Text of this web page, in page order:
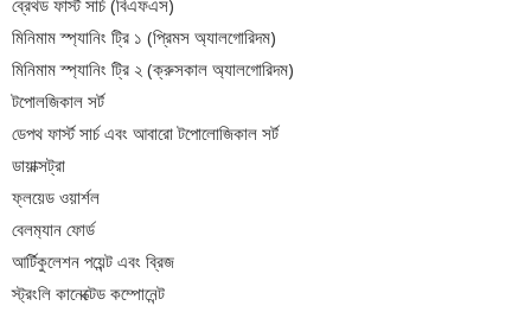
ব্রেথড ফার্স্ট সার্চ (বিএফএস)
মিনিমাম স্প্যানিং ট্রি ১ (প্রিমস অ্যালগোরিদম)
মিনিমাম স্প্যানিং ট্রি ২ (ক্রুসকাল অ্যালগোরিদম)
টপোলজিকাল সর্ট
ডেপথ ফার্স্ট সার্চ এবং আবারো টপোলোজিকাল সর্ট
ডায়াক্সট্রা
ফ্লয়েড ওয়ার্শল
বেলম‍্যান ফোর্ড
আর্টিকুলেশন পয়েন্ট এবং ব্রিজ
স্ট্রংলি কানেক্টেড কম্পোনেন্ট